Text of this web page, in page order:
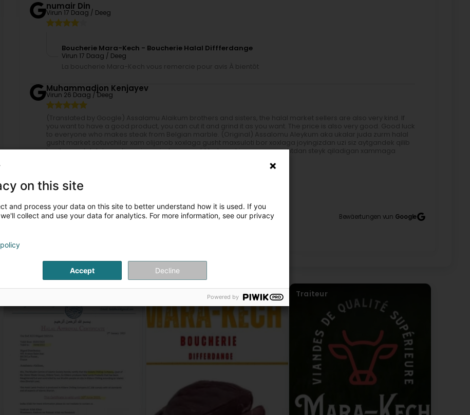
numair Din
Virun 17 Daag / Deeg
Boucherie Mara-Kech - Boucherie Halal Diffferdange
Virun 17 Daag / Deeg
La boucherie Mara-Kech vous remercie pour avis À bientôt
Muhammadjon Kenjayev
Virun 26 Daag / Deeg
(Translated by Google) Assalamu Alaikum brothers and sisters, the halal market sellers are also very kind. If
you want to have a good product, you can cut it and grind it as you want. The price is also very good. Good luck
to everyone who makes steak from Belgian marble. (Original) Assalomu Aleykum aka ukalar juda zurm halal
gusht market sotuvchilar xam olijanob xoxlaga gusht maxsuloti bor xoxlaga joyingizdan uzi siz aytgandek qilib
kesib maydalab beradi narxi xam juda zur gusht belgeyskiy marmar gushtdan steyk qiladigan xammaga
Boucherie Mara-Kech - Boucherie Halal Diffferdange
Virun 25 Daag / Deeg
Sumara Usman
Boucherie Mara-Kech - Boucherie Halal Diffferdange
Virun 25 Daag / Deeg
La boucherie Mara-Kech vous remercie pour votre avis À bientôt
HIBA-ALLAH FAKOUSS
Virun 2 Mount / Méint
Boucherie Mara-Kech - Boucherie Halal Diffferdange
Toute l’équipe de la boucherie Mara-Kech vous remercie pour votre avis À bientôt
Virun 2 Mount / Méint
Bewäertungen vun Google
Traiteur
on this site
and process your data on this site to better understand how it is used. If you
collect and use your data for analytics. For more information, see our privacy
Accept Decline
Powered by